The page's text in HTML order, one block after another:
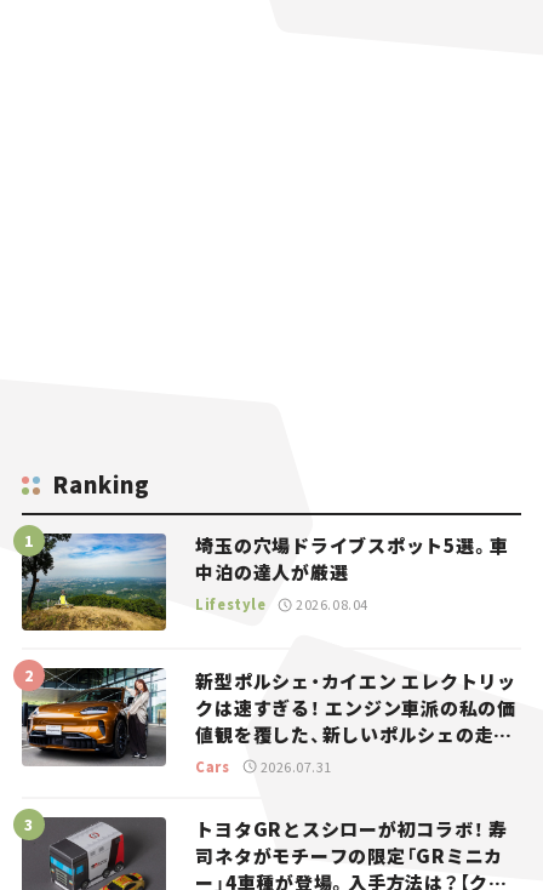
Ranking
埼玉の穴場ドライブスポット5選。車
中泊の達人が厳選
Lifestyle 2026.08.04
新型ポルシェ・カイエン エレクトリッ
クは速すぎる！ エンジン車派の私の価
値観を覆した、新しいポルシェの走
り。
Cars 2026.07.31
トヨタGRとスシローが初コラボ！ 寿
司ネタがモチーフの限定「GRミニカ
ー」4車種が登場。入手方法は？【クル